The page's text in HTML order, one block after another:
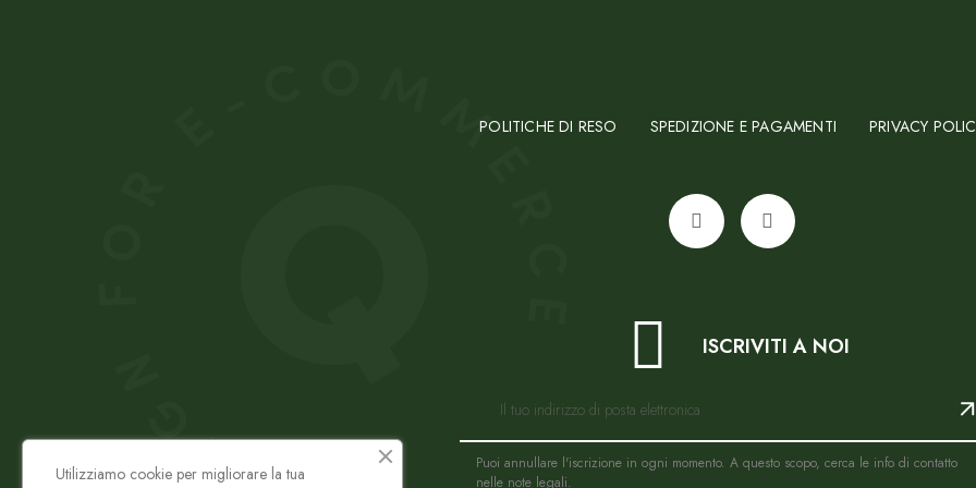
POLITICHE DI RESO SPEDIZIONE E PAGAMENTI PRIVACY
ISCRIVITI A NOI
Puoi annullare l'iscrizione in ogni momento. A questo scopo, cerca le info di contatto
nelle note legali.
Utilizziamo cookie per migliorare la tua